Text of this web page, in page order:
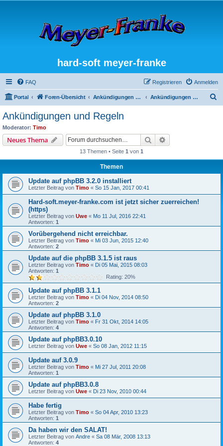
hard-soft meyer-franke
FAQ Anmelden
Registrieren
Portal Foren-Übersicht Ankündigungen und Regeln Ankündigungen und Regeln
Ankündigungen und Regeln
Moderator: Timo
Neues Thema Suche
13 Themen • Seite 1 von 1
Themen
Update auf phpBB 3.2.0 installiert
Letzter Beitrag von Timo « So 15 Jan, 2017 00:41
Hard-soft.meyer-franke.com ist jetzt sicher zuerreichen!
(https)
Letzter Beitrag von Uwe « Mo 11 Jul, 2016 22:41
Antworten: 1
Vorübergehend nicht erreichbar.
Letzter Beitrag von Timo « Mi 03 Jun, 2015 12:40
Antworten: 2
Update auf die phpBB 3.1.5 ist raus
Letzter Beitrag von Timo « Di 05 Mai, 2015 08:03
Antworten: 1
Rating: 20%
Update auf phpBB 3.1.1
Letzter Beitrag von Timo « Di 04 Nov, 2014 08:50
Antworten: 2
Update auf phpBB 3.1.0
Letzter Beitrag von Timo « Fr 31 Okt, 2014 14:05
Antworten: 4
Update auf phpBB3.0.10
Letzter Beitrag von Uwe « So 08 Jan, 2012 11:15
Update auf 3.0.9
Letzter Beitrag von Timo « Mi 27 Jul, 2011 20:08
Antworten: 1
Update auf phpBB3.0.8
Letzter Beitrag von Uwe « Di 23 Nov, 2010 00:44
Habe fertig
Letzter Beitrag von Timo « So 04 Apr, 2010 13:23
Antworten: 1
Da haben wir den SALAT!
Letzter Beitrag von Andre « Sa 08 Mär, 2008 13:13
Antworten: 4